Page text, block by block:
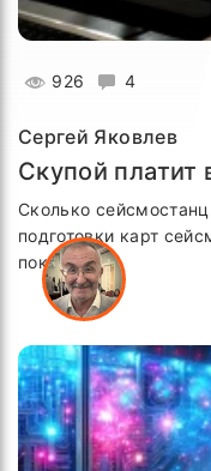
926 4
Сергей Яковлев
Скупой платит
Сколько
подготовки карт
поколения